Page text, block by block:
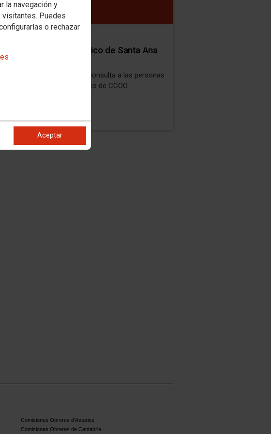
la navegación y
Puedes
o rechazar
Aceptar
Gabinete Jurídico de Santa Ana
la primera consulta a las personas
afiliadas y familiares de CCOO
Comisiones Obreres d'Asturies
Comisiones Obreras de Cantabria